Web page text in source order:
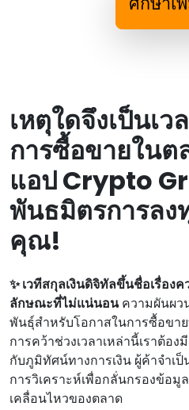
เหตุใดจึงเป็นเ
การซื้อขายใน
แอป Crypto
พันธมิตรการล
คุณ!
✨ เวทีสกุลเงินดิจิทัลขึ้นชื่อเรื่อง
ลักษณะที่ไม่แน่นอนความผันผว
พันธุ์สําหรับโอกาสในการซื้อขา
การคว้าช่วงเวลาเหล่านี้เราต้อง
กับภูมิทัศน์ทางการเงิน ผู้ค้าจําเ
การวิเคราะห์เพื่อกลั่นกรองข้อมู
เคลื่อนไหวของตลาด